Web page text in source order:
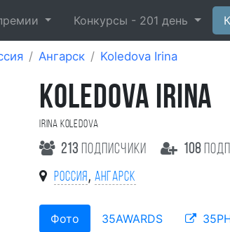
Конкурсы - 201 день
Ангарск Koledova Irina
KOLEDOVA IRINA
Irina Koledova
213 подписчики 108
Россия, Ангарск
Фото 35AWARDS